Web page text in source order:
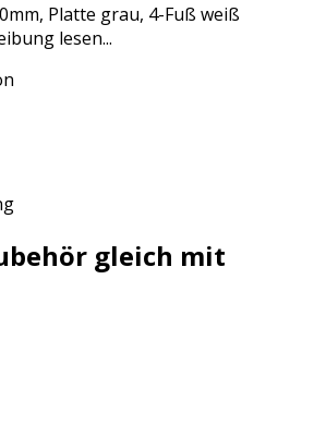
Platte grau, 4-Fuß weiß
lesen...
gleich mit